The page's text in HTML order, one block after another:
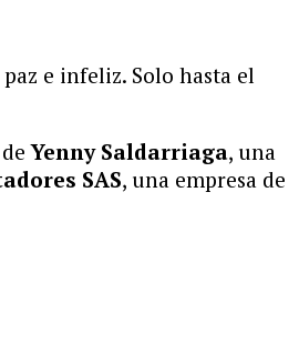
e infeliz. Solo hasta el
deYenny Saldarriaga, una
SAS, una empresa de